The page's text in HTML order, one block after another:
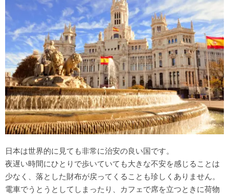
日本は世界的に見ても非常に治安の良い国です。
夜遅い時間にひとりで歩いていても大きな不安を感じることは
少なく、落とした財布が戻ってくることも珍しくありません。
電車でうとうとしてしまったり、カフェで席を立つときに荷物